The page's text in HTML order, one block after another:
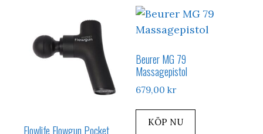
Flowlife Flowgun Pocket
Beurer MG 79
Massagepistol
679,00kr
KÖP NU